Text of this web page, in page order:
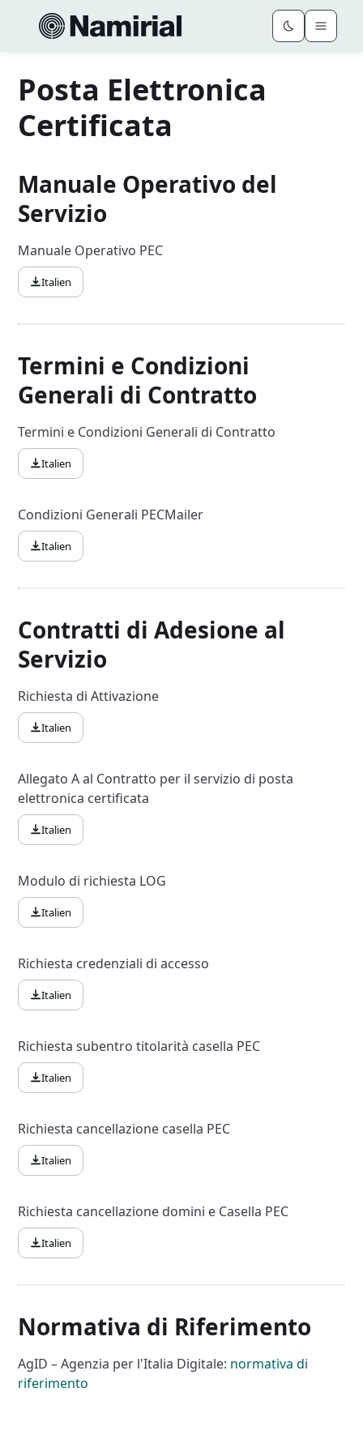
Posta Elettronica
Certificata
Manuale Operativo del
Servizio
Manuale Operativo PEC
Italien
Termini e Condizioni
Generali di Contratto
Termini e Condizioni Generali di Contratto
Italien
Condizioni Generali PECMailer
Italien
Contratti di Adesione al
Servizio
Richiesta di Attivazione
Italien
Allegato A al Contratto per il servizio di posta
elettronica certificata
Italien
Modulo di richiesta LOG
Italien
Richiesta credenziali di accesso
Italien
Richiesta subentro titolarità casella PEC
Italien
Richiesta cancellazione casella PEC
Italien
Richiesta cancellazione domini e Casella PEC
Italien
Normativa di Riferimento
AgID – Agenzia per l'Italia Digitale: normativa di
riferimento